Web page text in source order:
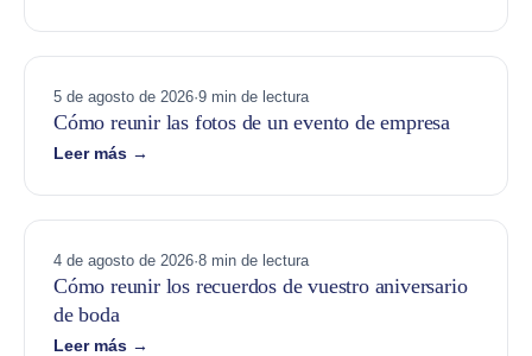
5 de agosto de 2026·9 min de lectura
Cómo reunir las fotos de un evento de empresa
Leer más →
4 de agosto de 2026·8 min de lectura
Cómo reunir los recuerdos de vuestro aniversario
de boda
Leer más →